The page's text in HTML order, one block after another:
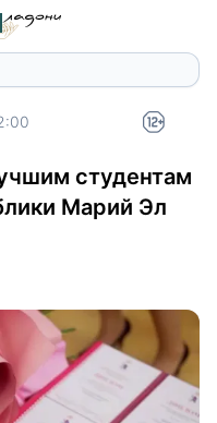
студентам
Марий Эл